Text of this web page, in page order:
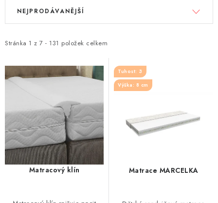
i
p
r
d
u
k
t
ů
Stránka 1 z 7 - 131 položek celkem
e
í
p
o
d
u
k
t
NEJPRODÁVANĚJŠÍ
Matracový klín Matrace MARCELKA
Tuhost: 3
Výška: 8 cm